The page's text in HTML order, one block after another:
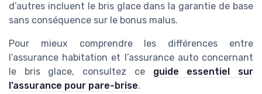
d’autres incluent le bris glace dans la garantie de base
sans conséquence sur le bonus malus.
Pour mieux comprendre les différences entre
l’assurance habitation et l’assurance auto concernant
le bris glace, consultez ce guide essentiel sur
l’assurance pour pare-brise.